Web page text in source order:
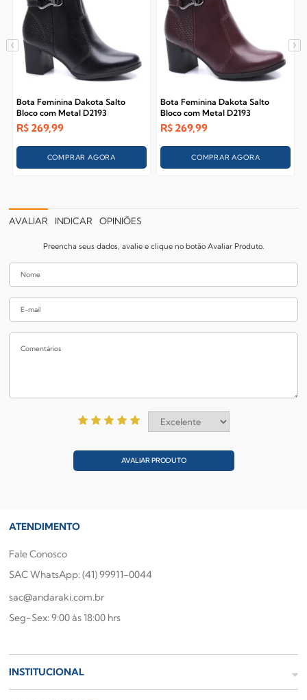
Bota Feminina Dakota Salto
Bloco com Metal D2193
R$ 269,99
COMPRAR AGORA
Bota Feminina Dakota Salto
Bloco com Metal D2193
R$ 269,99
COMPRAR AGORA
AVALIAR INDICAR OPINIÕES
Preencha seus dados, avalie e clique no botão Avaliar Produto.
AVALIAR PRODUTO
ATENDIMENTO
Fale Conosco
SAC WhatsApp: (41) 99911-0044
sac@andaraki.com.br
Seg-Sex: 9:00 às 18:00 hrs
INSTITUCIONAL